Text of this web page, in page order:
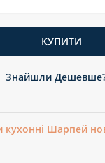
КУПИТИ
Знайшли
кухонні Шарпей